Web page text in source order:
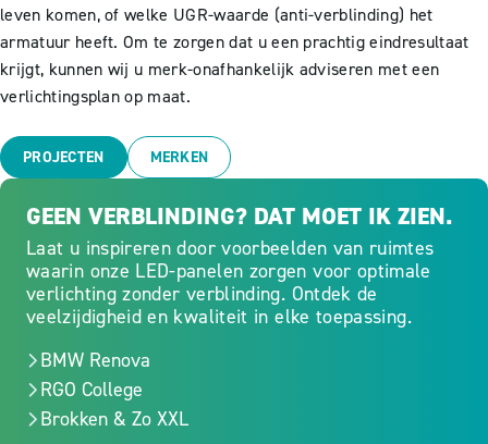
leven komen, of welke UGR-waarde (anti-verblinding) het
armatuur heeft. Om te zorgen dat u een prachtig eindresultaat
krijgt, kunnen wij u merk-onafhankelijk adviseren met een
verlichtingsplan op maat.
PROJECTEN MERKEN
GEEN VERBLINDING? DAT MOET IK ZIEN.
Laat u inspireren door voorbeelden van ruimtes
waarin onze LED-panelen zorgen voor optimale
verlichting zonder verblinding. Ontdek de
veelzijdigheid en kwaliteit in elke toepassing.
BMW Renova
RGO College
Brokken & Zo XXL